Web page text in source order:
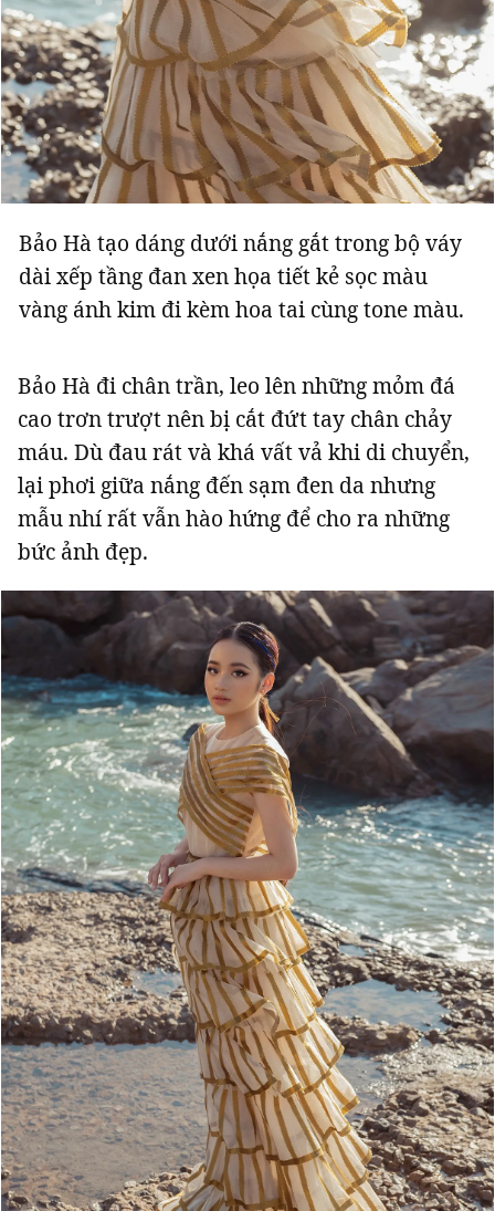
Bảo Hà tạo dáng dưới nắng gắt trong bộ váy
dài xếp tầng đan xen họa tiết kẻ sọc màu
vàng ánh kim đi kèm hoa tai cùng tone màu.
Bảo Hà đi chân trần, leo lên những mỏm đá
cao trơn trượt nên bị cắt đứt tay chân chảy
máu. Dù đau rát và khá vất vả khi di chuyển,
lại phơi giữa nắng đến sạm đen da nhưng
mẫu nhí rất vẫn hào hứng để cho ra những
bức ảnh đẹp.